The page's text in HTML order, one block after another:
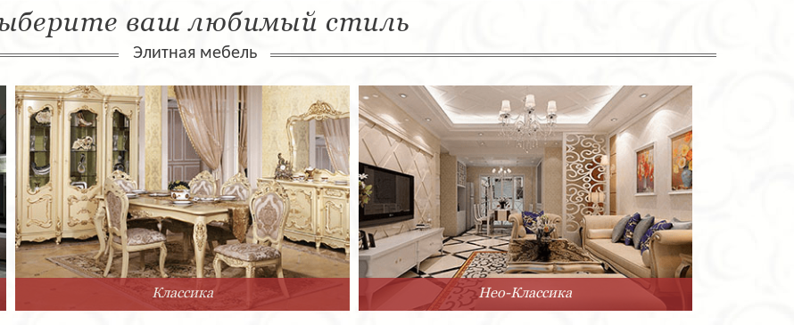
ваш любимый стиль
Элитная мебель
Классика Нео-Классика